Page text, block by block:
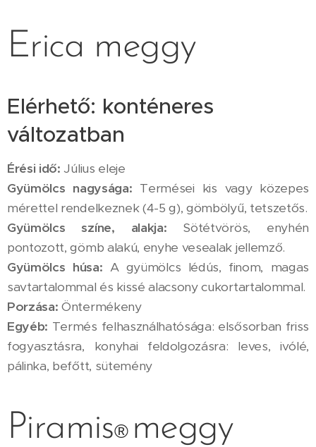
Erica meggy
Elérhető: konténeres
változatban
Érési idő: Július eleje
Gyümölcs nagysága: Termései kis vagy közepes
mérettel rendelkeznek (4-5 g), gömbölyű, tetszetős.
Gyümölcs színe, alakja: Sötétvörös, enyhén
pontozott, gömb alakú, enyhe vesealak jellemző.
Gyümölcs húsa: A gyümölcs lédús, finom, magas
savtartalommal és kissé alacsony cukortartalommal.
Porzása: Öntermékeny
Egyéb: Termés felhasználhatósága: elsősorban friss
fogyasztásra, konyhai feldolgozásra: leves, ivólé,
pálinka, befőtt, sütemény
Piramis® meggy